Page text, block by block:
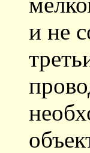
и не